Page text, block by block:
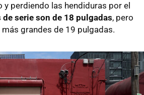
perdiendo las hendiduras por el
de serie son de 18 pulgadas, pero
grandes de 19 pulgadas.